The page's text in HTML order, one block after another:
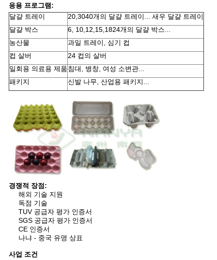
응용 프로그램:
달걀 트레이
20,3040개의 달걀 트레이... 새우 달걀 트레이
달걀 박스
6, 10,12,15,1824개의 달걀 박스...
농산물
과일 트레이, 심기 컵
컵 살버
24 컵의 살버
일회용 의료용 제품침대, 병창, 여성 소변관...
패키지
신발 나무, 산업용 패키지...
경쟁적 장점:
해외 기술 지원
독점 기술
TUV 공급자 평가 인증서
SGS 공급자 평가 인증서
CE 인증서
나냐 - 중국 유명 상표
사업 조건